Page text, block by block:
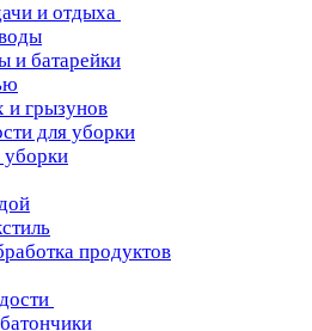
и отдыха
и батарейки
и грызунов
для уборки
уборки
продуктов